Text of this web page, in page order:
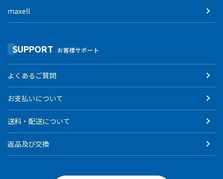
maxell
SUPPORT お客様サポート
よくあるご質問
お支払いについて
送料・配送について
返品及び交換